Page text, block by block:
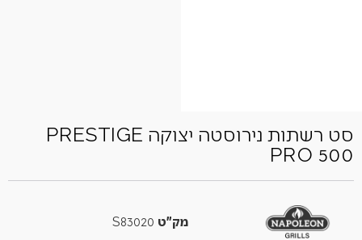
סט רשתות נירוסטה יצוקה PRESTIGE
PRO 500
מק"ט